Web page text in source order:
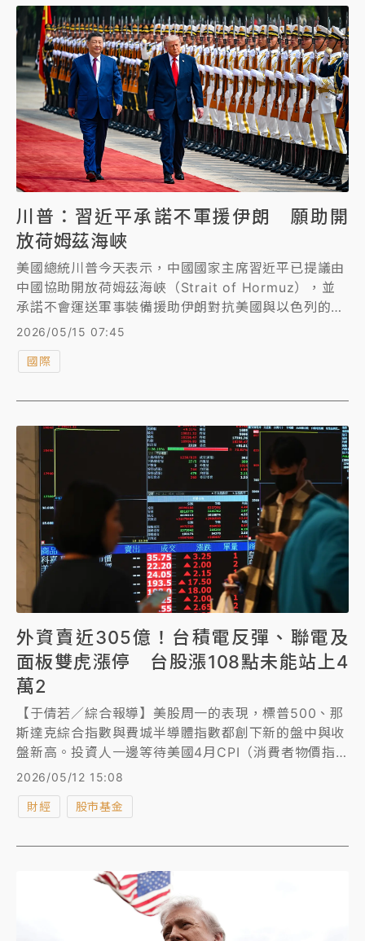
川普：習近平承諾不軍援伊朗 願助開
放荷姆茲海峽
美國總統川普今天表示，中國國家主席習近平已提議由
中國協助開放荷姆茲海峽（Strait of Hormuz），並
承諾不會運送軍事裝備援助伊朗對抗美國與以色列的戰
爭。
2026/05/15 07:45
國際
外資賣近305億！台積電反彈、聯電及
面板雙虎漲停 台股漲108點未能站上4
萬2
【于倩若／綜合報導】美股周一的表現，標普500、那
斯達克綜合指數與費城半導體指數都創下新的盤中與收
盤新高。投資人一邊等待美國4月CPI（消費者物價指
數）數據，一邊關注伊朗戰事的後續發展。
2026/05/12 15:08
財經 股市基金